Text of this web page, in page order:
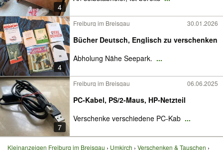
4
4
Freiburg im Breisgau 30.01.2026
Bücher Deutsch, Englisch zu verschenken
Abholung Nähe Seepark. ...
7
Freiburg im Breisgau 06.06.2025
PC-Kabel, PS/2-Maus, HP-Netzteil
Verschenke verschiedene PC-Kab ...
Kleinanzeigen Freiburg im Breisgau Umkirch Verschenken & Tauschen